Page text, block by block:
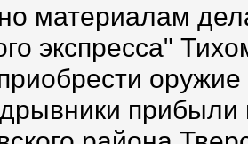
материалам
экспресса"
оружие